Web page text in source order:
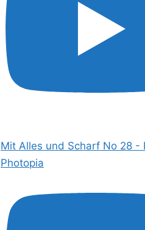
Mit Alles und Scharf No 28 -
Photopia